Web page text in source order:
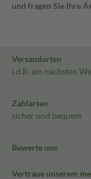
und fragen Sie Ihre
Versandarten
i.d.R. am nächsten
Zahlarten
sicher und bequem
Bewerte uns
Vertraue unserem